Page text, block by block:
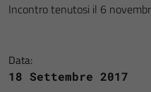
Incontro tenutosi il 6
Data:
18 Settembre 2017